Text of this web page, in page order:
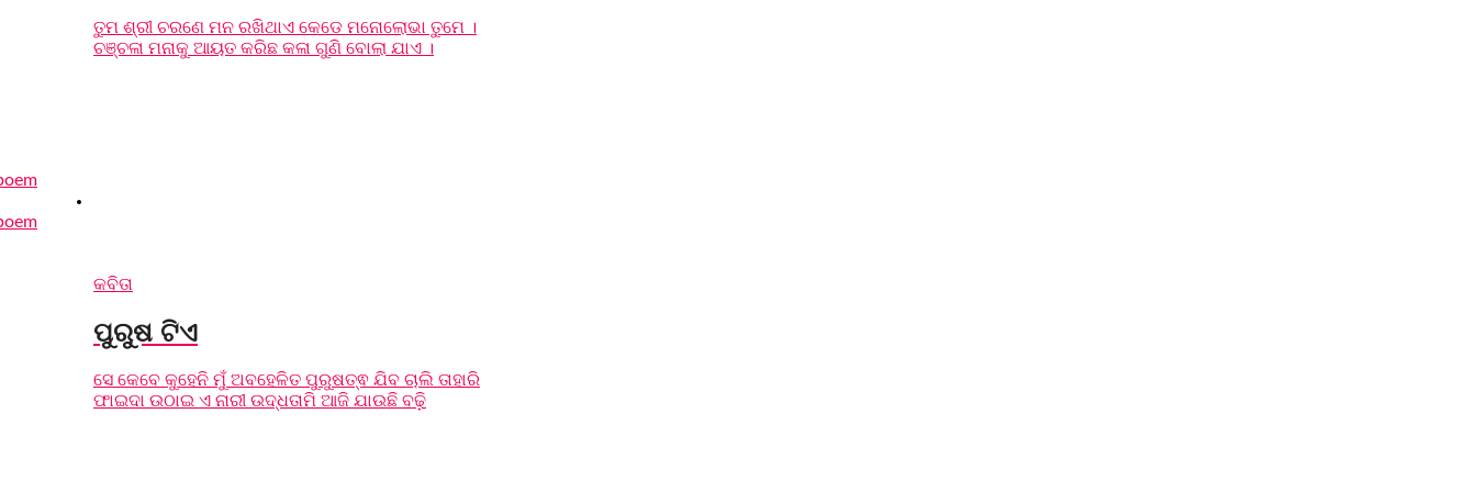
ତୁମ ଶ୍ରୀ ଚରଣେ ମନ ରଖିଥାଏ କେଡେ ମନୋଲୋଭା ତୁମେ ।
ଚଞ୍ଚଳା ମନାକୁ ଆୟତ କରିଛ କଳା ଗୁଣି ବୋଲା ଯାଏ ।
କବିତା
ପୁରୁଷ ଟିଏ
ସେ କେବେ କୁହେନି ମୁଁ ଅବହେଳିତ ପୁରୁଷତ୍ଵ ଯିବ ଚାଲି ତାହାରି
ଫାଇଦା ଉଠାଇ ଏ ନାରୀ ଉଦ୍ଧତାମି ଆଜି ଯାଉଛି ବଢ଼ି